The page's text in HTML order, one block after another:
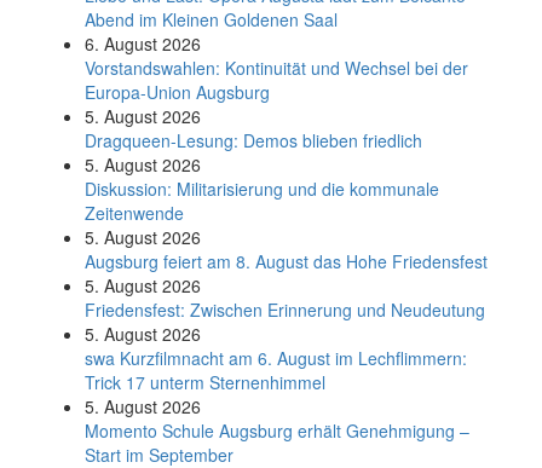
Abend im Kleinen Goldenen Saal
6. August 2026
Vorstandswahlen: Kontinuität und Wechsel bei der
Europa-Union Augsburg
5. August 2026
Dragqueen-Lesung: Demos blieben friedlich
5. August 2026
Diskussion: Mi­li­ta­ri­sie­rung und die kommunale
Zeitenwende
5. August 2026
Augsburg feiert am 8. August das Hohe Friedensfest
5. August 2026
Friedensfest: Zwischen Erinnerung und Neudeutung
5. August 2026
swa Kurz­film­nacht am 6. August im Lech­flim­mern:
Trick 17 unterm Sternen­himmel
5. August 2026
Momento Schule Augsburg erhält Genehmigung –
Start im September